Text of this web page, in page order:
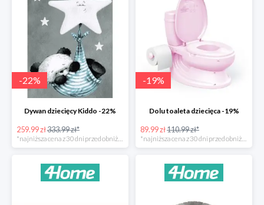
-22%
Dywan dziecięcy Kiddo -22%
259.99 zł333.99 zł*
*najniższa cena z 30 dni przed obniżką
-19%
Dolu toaleta dziecięca -19%
89.99 zł110.99 zł*
*najniższa cena z 30 dni przed obniżką